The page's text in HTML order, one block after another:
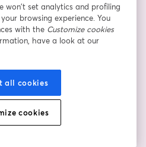
des secrets non révélés,
non apaisées.
vous ayant décidées à
familial.
des événements toxiques,
vous supportez.
en forces agissantes
won’t set analytics and profiling
browsing experience. You
with the Customize cookies
have a look at our
all cookies
cookies